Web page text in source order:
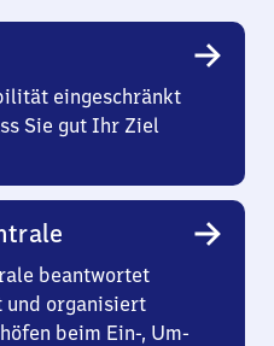
eingeschränkt
Sie gut Ihr Ziel
beantwortet
und organisiert
beim Ein-, Um-